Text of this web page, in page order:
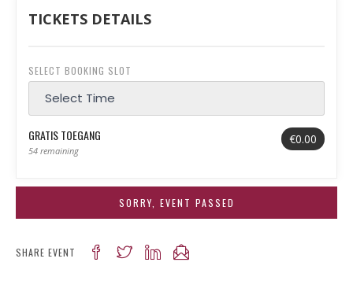
TICKETS DETAILS
SELECT BOOKING SLOT
€0.00
GRATIS TOEGANG
54 remaining
SORRY, EVENT PASSED
SHARE EVENT